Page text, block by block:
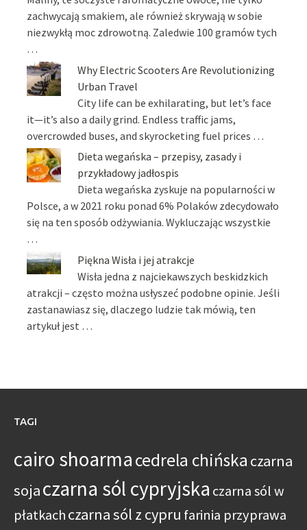
zachwycają smakiem, ale również skrywają w sobie
niezwykłą moc zdrowotną. Zaledwie 100 gramów tych
…
Why Electric Scooters Are Revolutionizing
Urban Travel
City life can be exhilarating, but let’s face
it—it’s also a daily grind. Endless traffic jams,
overcrowded buses, and skyrocketing fuel prices …
Dieta wegańska – przepisy, zasady i
przykładowy jadłospis
Dieta wegańska zyskuje na popularności w
Polsce, a w 2021 roku ponad 6% Polaków zdecydowało
się na ten sposób odżywiania. Wykluczając wszystkie
…
Piękna Wisła i jej atrakcje
Wisła jedna z najciekawszych beskidzkich
atrakcji – często można usłyszeć podobne opinie. Jeśli
zastanawiasz się, dlaczego ludzie tak mówią, ten
artykuł jest …
TAGI
cairo shoarmacedrela chińska czarna
sojaczarna sól cypryjska czarna sól w
płatkachczarna sól z cypru farinia przyprawa